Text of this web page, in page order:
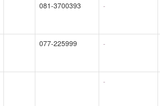
081-3700393 -
077-225999 -
-